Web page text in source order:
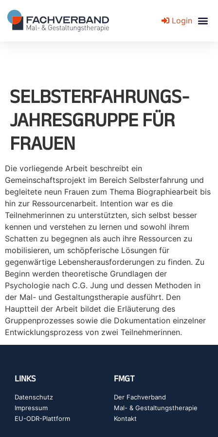
Login
SELBSTERFAHRUNGS-
JAHRESGRUPPE FÜR
FRAUEN
Die vorliegende Arbeit beschreibt ein
Gemeinschaftsprojekt im Bereich Selbsterfahrung und
begleitete neun Frauen zum Thema Biographiearbeit bis
hin zur Ressourcenarbeit. Intention war es die
Teilnehmerinnen zu unterstützten, sich selbst besser
kennen und verstehen zu lernen und sowohl ihrem
Schatten zu begegnen als auch ihre Ressourcen zu
mobilisieren, um schöpferische Lösungen für
gegenwärtige Lebensherausforderungen zu finden. Zu
Beginn werden theoretische Grundlagen der
Psychologie nach C.G. Jung und dessen Methoden in
der Mal- und Gestaltungstherapie ausführt. Den
Hauptteil der Arbeit bildet die Erläuterung des
Gruppenprozesses sowie die Dokumentation einzelner
Entwicklungsprozess von zwei Teilnehmerinnen.
LINKS
Datenschutz
Impressum
EU-ODR-Plattform
FMGT
Der Fachverband
Mal- & Gestaltungstherapie
Kontakt